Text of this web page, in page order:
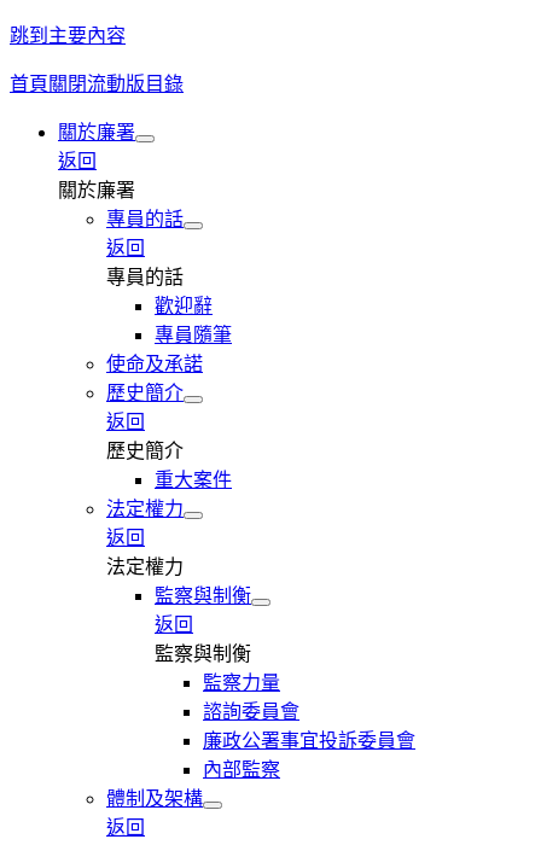
跳到主要內容
首頁 關閉流動版目錄
關於廉署
返回
關於廉署
專員的話
返回
專員的話
歡迎辭
專員隨筆
使命及承諾
歷史簡介
返回
歷史簡介
重大案件
法定權力
返回
法定權力
監察與制衡
返回
監察與制衡
監察力量
諮詢委員會
廉政公署事宜投訴委員會
內部監察
體制及架構
返回